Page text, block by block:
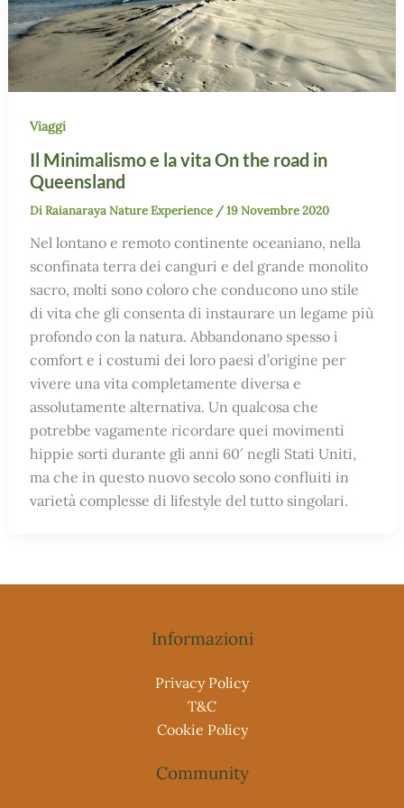
Viaggi
Il Minimalismo e la vita On the road in
Queensland
DiRaianaraya Nature Experience /19 Novembre 2020
Nel lontano e remoto continente oceaniano, nella
sconfinata terra dei canguri e del grande monolito
sacro, molti sono coloro che conducono uno stile
di vita che gli consenta di instaurare un legame più
profondo con la natura. Abbandonano spesso i
comfort e i costumi dei loro paesi d’origine per
vivere una vita completamente diversa e
assolutamente alternativa. Un qualcosa che
potrebbe vagamente ricordare quei movimenti
hippie sorti durante gli anni 60′ negli Stati Uniti,
ma che in questo nuovo secolo sono confluiti in
varietà complesse di lifestyle del tutto singolari.
Informazioni
Privacy Policy
T&C
Cookie Policy
Community